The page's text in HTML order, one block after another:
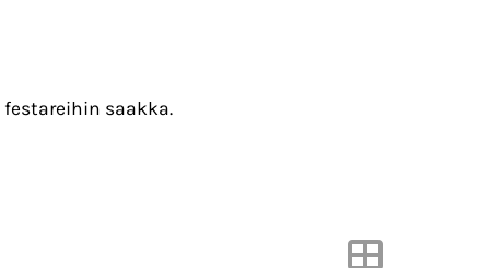
saakka.